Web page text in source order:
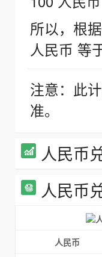
所以，根
人民币 等
注意：此
准。
人民币
人民币
人民币